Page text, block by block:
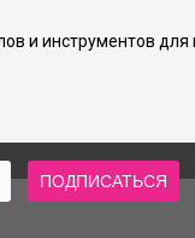
и инструментов